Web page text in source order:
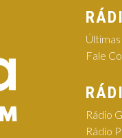
Fale
Rádio
Rádio